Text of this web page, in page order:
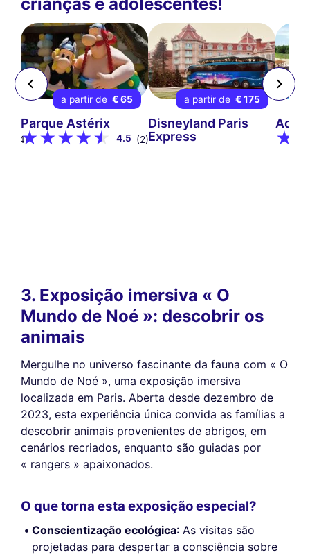
(34)
a partir de € 65
Parque Astérix
4.5 (2)
a partir de € 175
Disneyland Paris
Express
3. Exposição imersiva « O
Mundo de Noé »: descobrir os
animais
Mergulhe no universo fascinante da fauna com « O
Mundo de Noé », uma exposição imersiva
localizada em Paris. Aberta desde dezembro de
2023, esta experiência única convida as famílias a
descobrir animais provenientes de abrigos, em
cenários recriados, enquanto são guiadas por
« rangers » apaixonados.
O que torna esta exposição especial?
Conscientização ecológica: As visitas são
projetadas para despertar a consciência sobre